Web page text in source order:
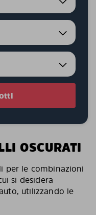
OSCURATI
per le combinazioni
si desidera
utilizzando le